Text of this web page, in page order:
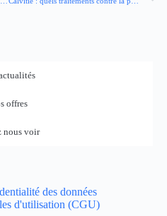
offres
nous voir
des données
d'utilisation (CGU)